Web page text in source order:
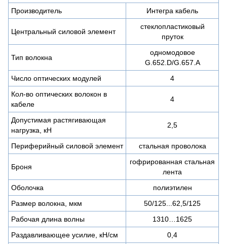
Производитель Интегра кабель
Центральный силовой элемент
стеклопластиковый
пруток
Тип волокна
одномодовое
G.652.D/G.657.A
Число оптических модулей
4
Кол-во оптических волокон в
кабеле
4
Допустимая растягивающая
нагрузка, кН
2,5
Периферийный силовой элемент стальная проволока
Броня
гофрированная стальная
лента
Оболочка
полиэтилен
Размер волокна, мкм
50/125...62,5/125
Рабочая длина волны
1310…1625
Раздавливающее усилие, кН/см
0,4